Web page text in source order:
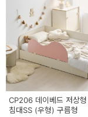
CP206 데이베드 저상형
침대SS (우형) 구름형